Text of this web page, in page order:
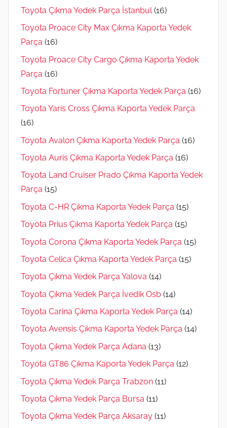
Toyota Çıkma Yedek Parça İstanbul (16)
Toyota Proace City Max Çıkma Kaporta Yedek
Parça (16)
Toyota Proace City Cargo Çıkma Kaporta Yedek
Parça (16)
Toyota Fortuner Çıkma Kaporta Yedek Parça (16)
Toyota Yaris Cross Çıkma Kaporta Yedek Parça
(16)
Toyota Avalon Çıkma Kaporta Yedek Parça (16)
Toyota Auris Çıkma Kaporta Yedek Parça (16)
Toyota Land Cruiser Prado Çıkma Kaporta Yedek
Parça (15)
Toyota C-HR Çıkma Kaporta Yedek Parça (15)
Toyota Prius Çıkma Kaporta Yedek Parça (15)
Toyota Corona Çıkma Kaporta Yedek Parça (15)
Toyota Celica Çıkma Kaporta Yedek Parça (15)
Toyota Çıkma Yedek Parça Yalova (14)
Toyota Çıkma Yedek Parça İvedik Osb (14)
Toyota Carina Çıkma Kaporta Yedek Parça (14)
Toyota Avensis Çıkma Kaporta Yedek Parça (14)
Toyota Çıkma Yedek Parça Adana (13)
Toyota GT86 Çıkma Kaporta Yedek Parça (12)
Toyota Çıkma Yedek Parça Trabzon (11)
Toyota Çıkma Yedek Parça Bursa (11)
Toyota Çıkma Yedek Parça Aksaray (11)